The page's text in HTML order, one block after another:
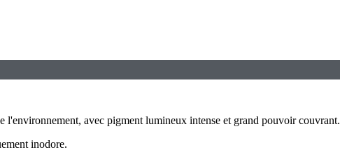
l'environnement, avec pigment lumineux intense et grand pouvoir couvrant.
inodore.